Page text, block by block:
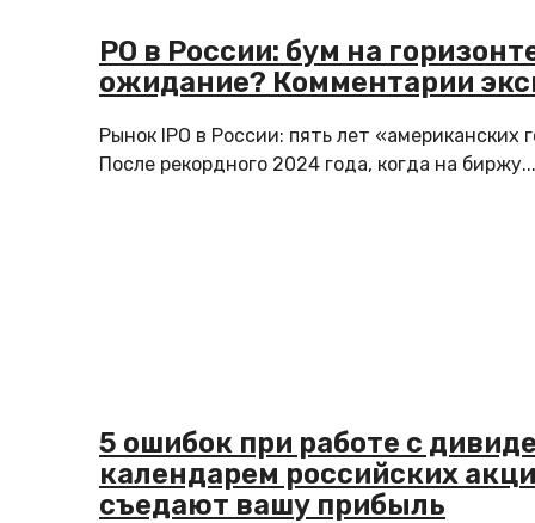
PO в России: бум на
ожидание? Комментарии
Рынок IPO в России: пять лет «американских
После рекордного 2024 года, когда на биржу...
5 ошибок при работе с
календарем российских
съедают вашу прибыль